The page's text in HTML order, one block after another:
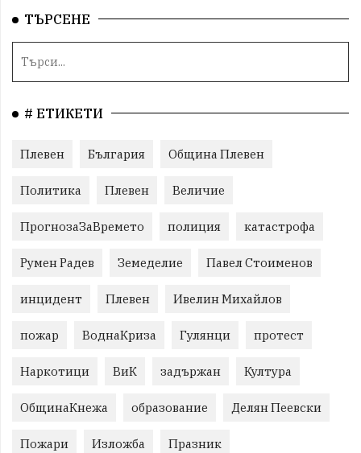
ТЪРСЕНЕ
# ЕТИКЕТИ
Плевен България Община Плевен
Политика Плевен Величие
ПрогнозаЗаВремето полиция катастрофа
Румен Радев Земеделие Павел Стоименов
инцидент Плевен Ивелин Михайлов
пожар ВоднаКриза Гулянци протест
Наркотици ВиК задържан Култура
ОбщинаКнежа образование Делян Пеевски
Пожари Изложба Празник